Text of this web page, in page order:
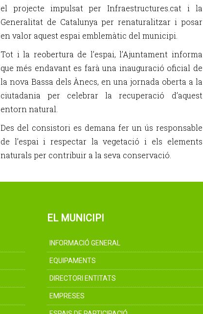
el projecte impulsat per Infraestructures.cat i la
Generalitat de Catalunya per renaturalitzar i posar
en valor aquest espai emblemàtic del municipi.
Tot i la reobertura de l’espai, l’Ajuntament informa
que més endavant es farà una inauguració oficial de
la nova Bassa dels Ànecs, en una jornada oberta a la
ciutadania per celebrar la recuperació d’aquest
entorn natural.
Des del consistori es demana fer un ús responsable
de l’espai i respectar la vegetació i els elements
naturals per contribuir a la seva conservació.
EL MUNICIPI
INFORMACIÓ GENERAL
EQUIPAMENTS
DIRECTORI ENTITATS
EMPRESES